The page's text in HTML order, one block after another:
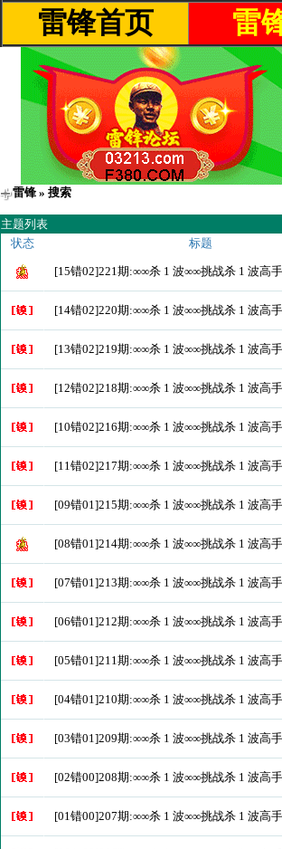
雷锋首页 雷
雷锋 » 搜索
主题列表
状态
标题
[15错02]221期:∞∞杀 1 波∞∞挑战杀 1 波高
[14错02]220期:∞∞杀 1 波∞∞挑战杀 1 波高
[13错02]219期:∞∞杀 1 波∞∞挑战杀 1 波高
[12错02]218期:∞∞杀 1 波∞∞挑战杀 1 波高
[10错02]216期:∞∞杀 1 波∞∞挑战杀 1 波高
[11错02]217期:∞∞杀 1 波∞∞挑战杀 1 波高
[09错01]215期:∞∞杀 1 波∞∞挑战杀 1 波高
[08错01]214期:∞∞杀 1 波∞∞挑战杀 1 波高
[07错01]213期:∞∞杀 1 波∞∞挑战杀 1 波高
[06错01]212期:∞∞杀 1 波∞∞挑战杀 1 波高
[05错01]211期:∞∞杀 1 波∞∞挑战杀 1 波高
[04错01]210期:∞∞杀 1 波∞∞挑战杀 1 波高
[03错01]209期:∞∞杀 1 波∞∞挑战杀 1 波高
[02错00]208期:∞∞杀 1 波∞∞挑战杀 1 波高
[01错00]207期:∞∞杀 1 波∞∞挑战杀 1 波高